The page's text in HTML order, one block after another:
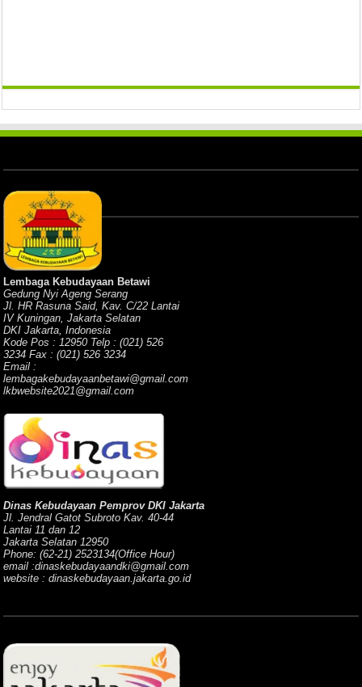
Lembaga Kebudayaan Betawi
Gedung Nyi Ageng Serang
Jl. HR Rasuna Said, Kav. C/22 Lantai
IV Kuningan, Jakarta Selatan
DKI Jakarta, Indonesia
Kode Pos : 12950 Telp : (021) 526
3234 Fax : (021) 526 3234
Email :
lembagakebudayaanbetawi@gmail.com
lkbwebsite2021@gmail.com
Dinas Kebudayaan Pemprov DKI Jakarta
Jl. Jendral Gatot Subroto Kav. 40-44
Lantai 11 dan 12
Jakarta Selatan 12950
Phone: (62-21) 2523134(Office Hour)
email :dinaskebudayaandki@gmail.com
website : dinaskebudayaan.jakarta.go.id